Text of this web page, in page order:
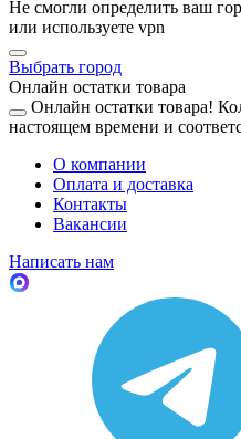
Не смогли определить ваш
или используете vpn
Выбрать город
Онлайн остатки товара
Онлайн остатки товара!
настоящем времени и
О компании
Оплата и доставка
Контакты
Вакансии
Написать нам